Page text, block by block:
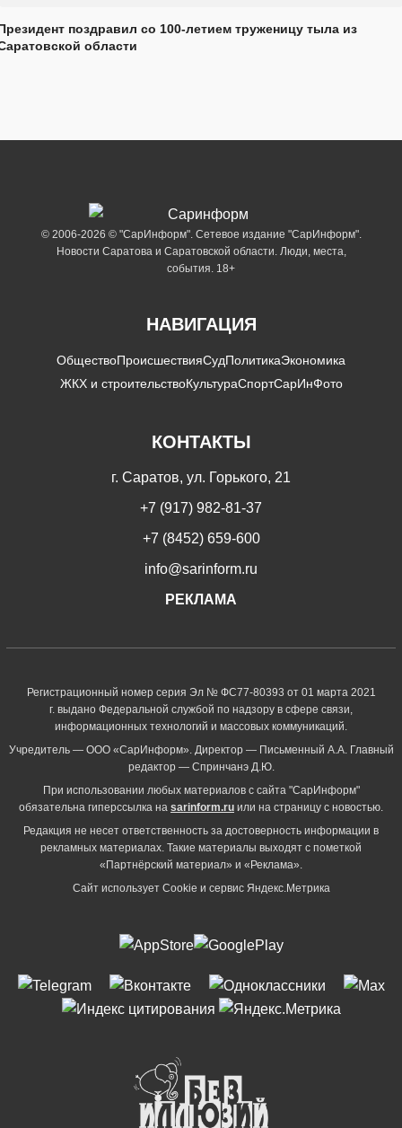
поздравил со 100-летием труженицу тыла из
области
© 2006-2026 © "СарИнформ". Сетевое издание "СарИнформ".
Новости Саратова и Саратовской области. Люди, места,
события. 18+
НАВИГАЦИЯ
ОбществоПроисшествияСудПолитикаЭкономика
ЖКХ и строительствоКультураСпортСарИнФото
КОНТАКТЫ
г. Саратов, ул. Горького, 21
+7 (917) 982-81-37
+7 (8452) 659-600
info@sarinform.ru
РЕКЛАМА
Регистрационный номер серия Эл № ФС77-80393 от 01 марта 2021
г. выдано Федеральной службой по надзору в сфере связи,
информационных технологий и массовых коммуникаций.
Учредитель — ООО «СарИнформ». Директор — Письменный А.А. Главный
редактор — Спринчанэ Д.Ю.
При использовании любых материалов с сайта "СарИнформ"
обязательна гиперссылка на sarinform.ru или на страницу с новостью.
Редакция не несет ответственность за достоверность информации в
рекламных материалах. Такие материалы выходят с пометкой
«Партнёрский материал» и «Реклама».
Сайт использует Cookie и сервиc Яндекс.Метрика